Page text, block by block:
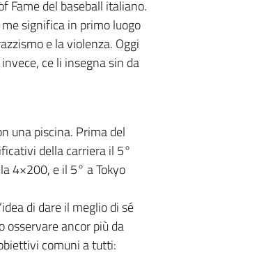
Fame del baseball italiano.
significa in primo luogo
e la violenza. Oggi
ce li insegna sin da
una piscina. Prima del
della carriera il 5°
4×200, e il 5° a Tokyo
di dare il meglio di sé
ancor più da
comuni a tutti: